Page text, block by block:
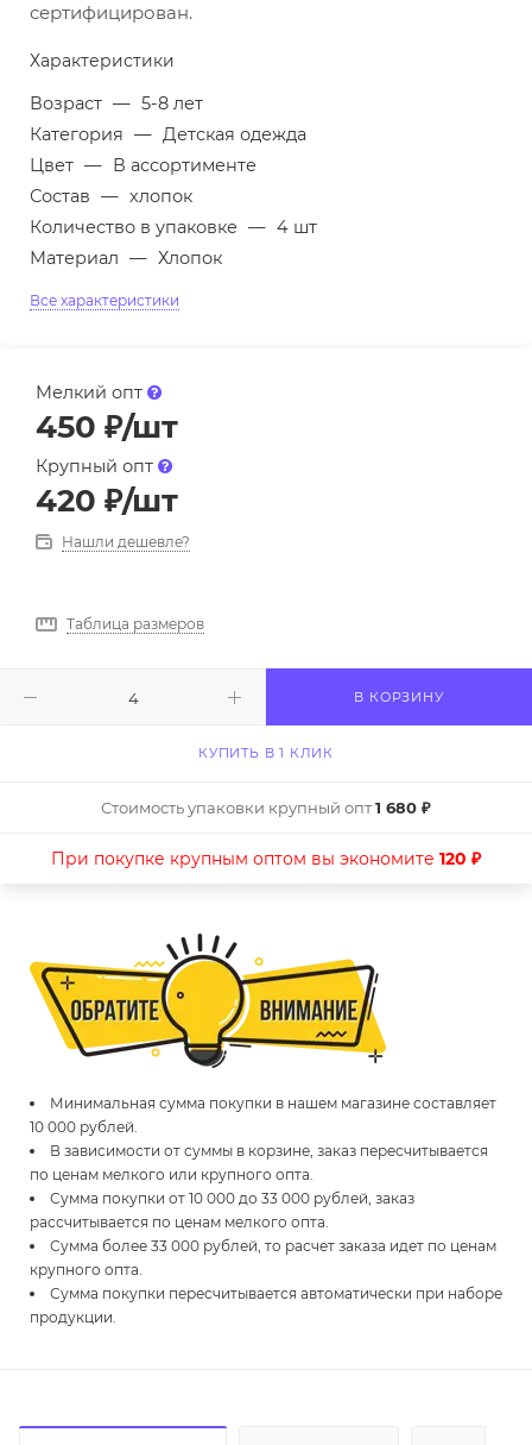
сертифицирован.
Характеристики
Возраст — 5-8 лет
Категория — Детская одежда
Цвет — В ассортименте
Состав — хлопок
Количество в упаковке — 4 шт
Материал — Хлопок
Все характеристики
Мелкий опт
450 ₽/шт
Крупный опт
420 ₽/шт
Нашли дешевле?
Таблица размеров
В КОРЗИНУ
КУПИТЬ В 1 КЛИК
Стоимость упаковки крупный опт1 680 ₽
При покупке крупным оптом вы экономите 120 ₽
Минимальная сумма покупки в нашем магазине составляет
10 000 рублей.
В зависимости от суммы в корзине, заказ пересчитывается
по ценам мелкого или крупного опта.
Сумма покупки от 10 000 до 33 000 рублей, заказ
рассчитывается по ценам мелкого опта.
Сумма более 33 000 рублей, то расчет заказа идет по ценам
крупного опта.
Сумма покупки пересчитывается автоматически при наборе
продукции.